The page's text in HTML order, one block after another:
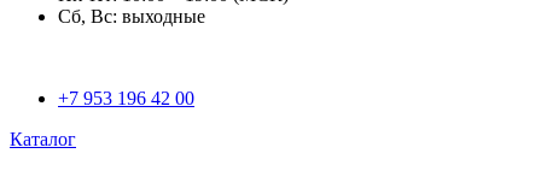
Сб, Вс: выходные
+7 953 196 42 00
Каталог